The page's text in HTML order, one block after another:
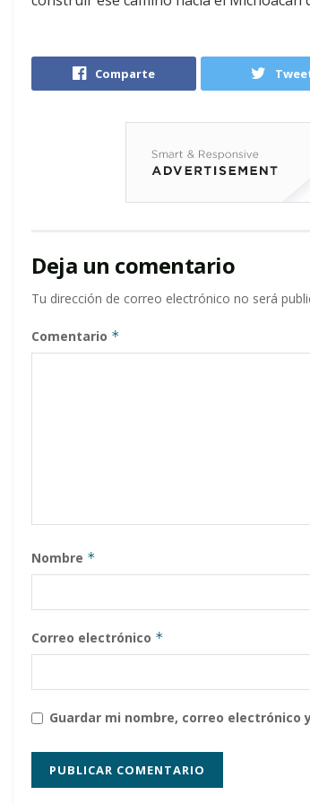
Comparte
Deja un comentario
Tu dirección de correo electrónico no será
Comentario *
Nombre *
Correo electrónico *
Guardar mi nombre, correo